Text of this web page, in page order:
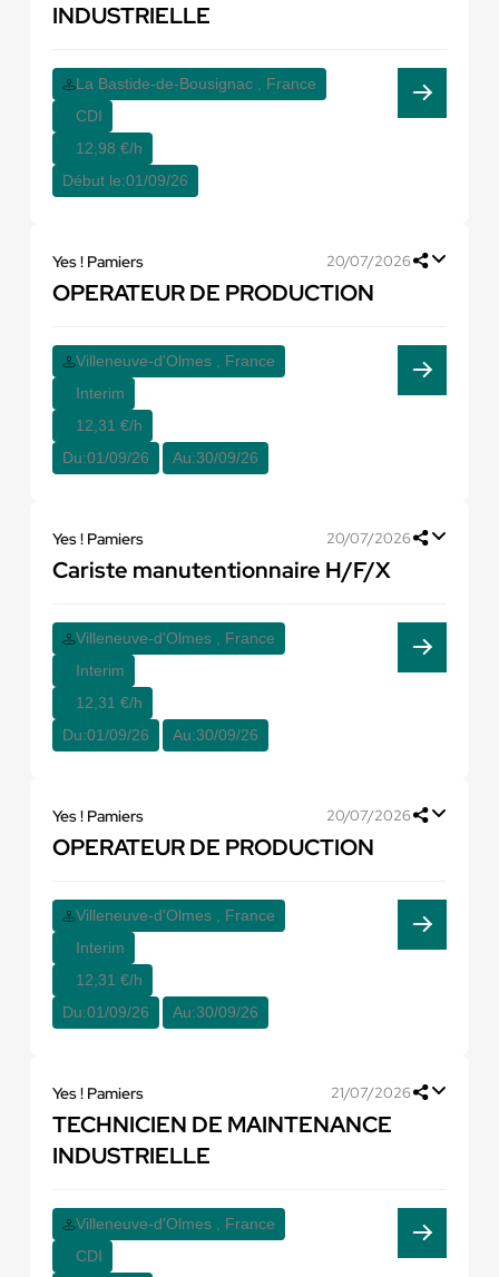
INDUSTRIELLE
La Bastide-de-Bousignac , France
CDI
12,98 €/h
Début le:01/09/26
Yes ! Pamiers 20/07/2026
OPERATEUR DE PRODUCTION
Villeneuve-d'Olmes , France
Interim
12,31 €/h
Du:01/09/26 Au:30/09/26
Yes ! Pamiers 20/07/2026
Cariste manutentionnaire H/F/X
Villeneuve-d'Olmes , France
Interim
12,31 €/h
Du:01/09/26 Au:30/09/26
Yes ! Pamiers 20/07/2026
OPERATEUR DE PRODUCTION
Villeneuve-d'Olmes , France
Interim
12,31 €/h
Du:01/09/26 Au:30/09/26
Yes ! Pamiers 21/07/2026
TECHNICIEN DE MAINTENANCE
INDUSTRIELLE
Villeneuve-d'Olmes , France
CDI